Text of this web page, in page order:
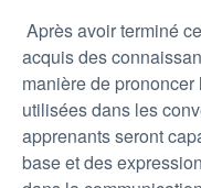
Après avoir terminé
acquis des
manière de
utilisées dans les
apprenants seront
base et des